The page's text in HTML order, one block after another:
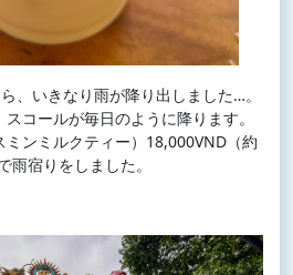
、いきなり雨が降り出しました…。
コールが毎日のように降ります。
ンミルクティー）18,000VND（約
雨宿りをしました。